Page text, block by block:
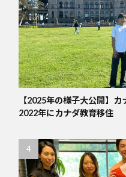
【2025年の様子大公開】
2022年にカナダ教育移住